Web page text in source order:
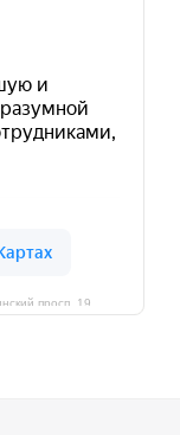
просп.,19